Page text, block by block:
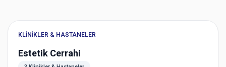
KLINIKLER & HASTANELER
Estetik Cerrahi